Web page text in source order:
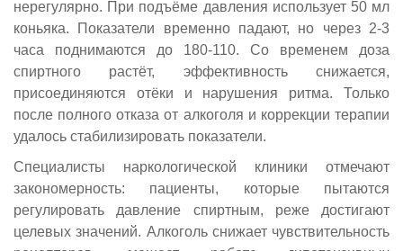
нерегулярно. При подъёме давления использует 50 мл
коньяка. Показатели временно падают, но через 2-3
часа поднимаются до 180-110. Со временем доза
спиртного растёт, эффективность снижается,
присоединяются отёки и нарушения ритма. Только
после полного отказа от алкоголя и коррекции терапии
удалось стабилизировать показатели.
Специалисты наркологической клиники отмечают
закономерность: пациенты, которые пытаются
регулировать давление спиртным, реже достигают
целевых значений. Алкоголь снижает чувствительность